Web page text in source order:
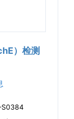
）检测
S0384